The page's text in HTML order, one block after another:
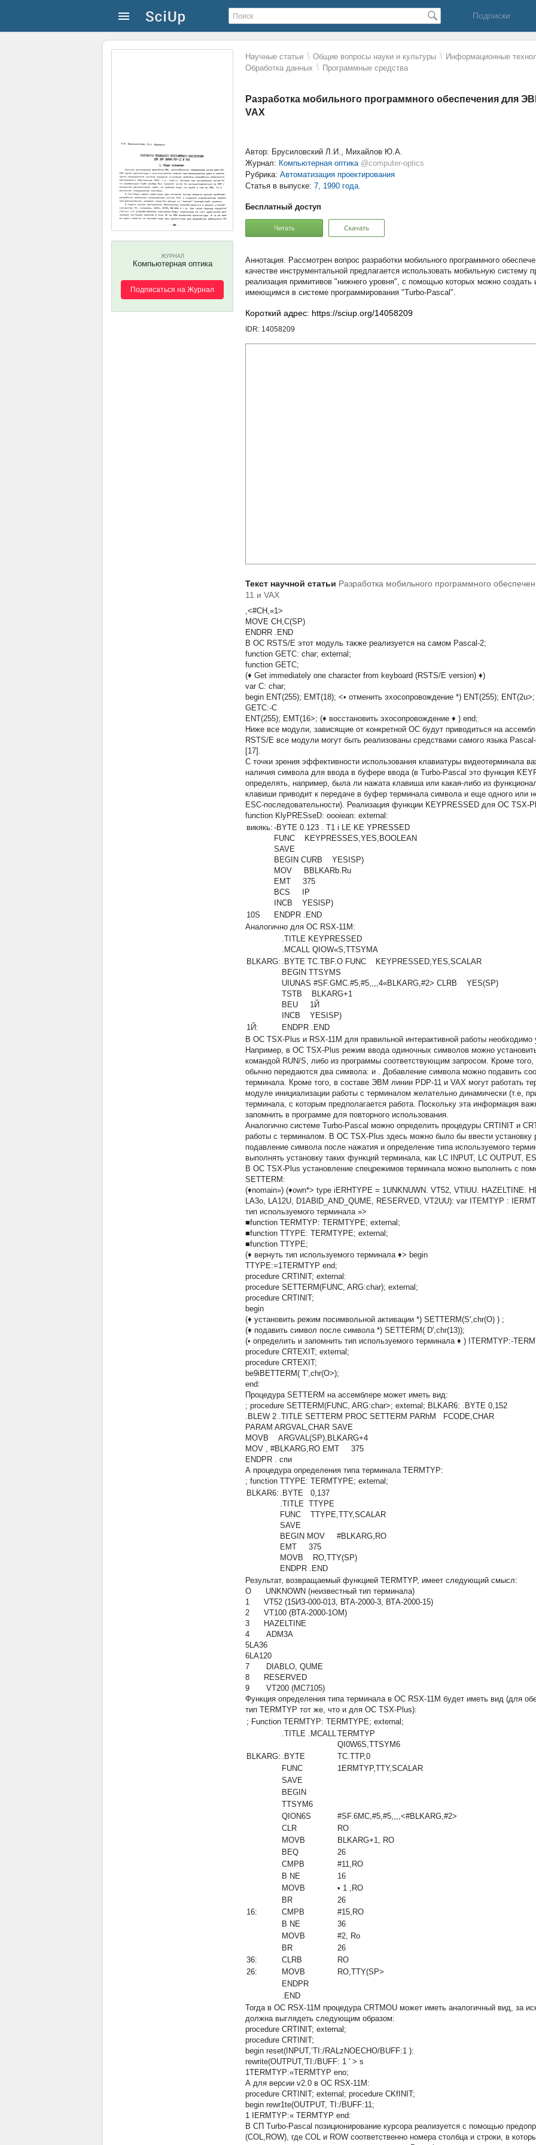
Подписки
Научные статьи \ Общие вопросы науки и культуры \ Информационные
Обработка данных \ Программные средства
Разработка мобильного программного обеспечения для
VAX
ЖУРНАЛ
Компьютерная оптика
Подписаться на Журнал
Автор: Брусиловский Л.И., Михайлов Ю.А.
Журнал: Компьютерная оптика @computer-optics
Рубрика: Автоматизация проектирования
Статья в выпуске: 7, 1990 года.
Бесплатный доступ
Читать Скачать
Рассмотрен вопрос разработки мобильного программного
качестве инструментальной предлагается использовать мобильную систему
реализация примитивов "нижнего уровня", с помощью которых можно создать
имеющимся в системе программирования "Turbo-Pascal".
Короткий адрес: https://sciup.org/14058209
IDR: 14058209
Текст научной статьи Разработка мобильного программного
11 и VAX
,<#CH,«1>
MOVE CH,C(SP)
ENDRR .END
В ОС RSTS/E этот модуль также реализуется на самом Pascal-2;
function GETC: char; external;
function GETC;
(♦ Get immediately one character from keyboard (RSTS/E version) ♦)
var C: char;
begin ENT(255); EMT(18); <• отменить эхосопровождение *) ENT(255);
GETC:-C
ENT(255); EMT(16>; (♦ восстановить эхосопровождение ♦ ) end;
Ниже все модули, зависящие от конкретной ОС будут приводиться на
RSTS/E все модули могут быть реализованы средствами самого языка
[17].
С точки зрения эффективности использования клавиатуры видеотерминала
наличия символа для ввода в буфере ввода (в Turbo-Pascal это функция
определять, например, была ли нажата клавиша или какая-либо из
клавиши приводит к передаче в буфер терминала символа и еще одного или
ESC-последовательности). Реализация функции KEYPRESSED для ОС TSX-
function KlyPRESseD: oooiean: external:
викякь: -BYTE 0.123 . Т1 i LE KE YPRESSED
FUNC KEYPRESSES,YES,BOOLEAN
SAVE
BEGIN CURB YESISP)
MOV BBLKARb.Ru
EMT 375
BCS IP
INCB YESlSP)
10S
ENDPR .END
Аналогично для ОС RSX-11M:
.TITLE KEYPRESSED
.MCALL QIOW«S,TTSYMA
BLKARG: .BYTE TC.TBF.O FUNC KEYPRESSED,YES,SCALAR
BEGIN TTSYMS
UIUNAS #SF.GMC.#5,#5,,,,4«BLKARG,#2> CLRB YES(SP)
TSTB BLKARG+1
BEU 1Й
INCB YESISP)
1Й:
ENDPR .END
В ОС TSX-Plus и RSX-11M для правильной интерактивной работы необходимо
Например, в ОС TSX-Plus режим ввода одиночных символов можно
командой RUN/S, либо из программы соответствующим запросом. Кроме
обычно передаются два символа: и . Добавление символа можно подавить
терминала. Кроме того, в составе ЭВМ линии PDP-11 и VAX могут работать
модуле инициализации работы с терминалом желательно динамически (т.е,
терминала, с которым предполагается работа. Поскольку эта информация
запомнить в программе для повторного использования.
Аналогично системе Turbo-Pascal можно определить процедуры CRTINIT и
работы с терминалом. В ОС TSX-Plus здесь можно было бы ввести
подавление символа после нажатия и определение типа используемого
выполнять установку таких функций терминала, как LC INPUT, LC OUTPUT,
В ОС TSX-Plus установление спецрежимов терминала можно выполнить с
SETTERM:
(♦nomain») (♦own*> type iERHTYPE = 1UNKNUWN. VT52, VTlUU. HAZELTINE.
LA3o, LA12U, D1ABlD_AND_QUME, RESERVED, VT2UU): var ITEMTYP :
тип используемого терминала »>
■function TERMTYP: TERMTYPE; external;
■function TTYPE: TERMTYPE; external;
■function TTYPE;
(♦ вернуть тип используемого терминала ♦> begin
TTYPE:=1TERMTYP end;
procedure CRTINIT; external:
procedure SETTERM(FUNC, ARG:char); external;
procedure CRTINIT;
begin
(♦ установить режим посимвольной активации *) SETTERM(S',chr(О) ) ;
(♦ подавить символ после символа *) SETTERM( D',chr(13));
(• определить и запомнить тип используемого терминала ♦ ) ITERMTYP:-
procedure CRTEXIT; external;
procedure CRTEXIT;
be9iBETTERM( T',chr(O>);
end:
Процедура SETTERM на ассемблере может иметь вид:
; procedure SETTERM(FUNC, ARG:char>; external; BLKAR6: .BYTE 0,152
.BLEW 2 .TITLE SETTERM PROC SETTERM PARhM
FCODE,CHAR
PARAM ARGVAL,CHAR SAVE
MOVB ARGVAL(SP),BLKARG+4
MOV , #BLKARG,RO EMT 375
ENDPR . спи
А процедура определения типа терминала TERMTYP:
; function TTYPE: TERMTYPE; external;
BLKAR6: .BYTE 0,137
.TITLE TTYPE
FUNC TTYPE,TTY,SCALAR
SAVE
BEGIN MOV #BLKARG,RO
EMT 375
MOVB RO,TTY(SP)
ENDPR .END
Результат, возвращаемый функцией TERMTYP, имеет следующий смысл:
О UNKNOWN (неизвестный тип терминала)
1 VT52 (15ИЗ-000-013, ВТА-2000-3, ВТА-2000-15)
2 VT100 (ВТА-2000-1ОМ)
3 HAZELTINE
4 ADM3A
5LA36
6LA120
7 DIABLO, QUME
8 RESERVED
9 VT200 (MC7105)
Функция определения типа терминала в ОС RSX-11M будет иметь вид (для
тип TERMTYP тот же, что и для ОС TSX-Plus):
; Function TERMTYP: TERMTYPE; external;
.TITLE .MCALLTERMTYP
QI0W6S,TTSYM6
BLKARG: .BYTE
TC.TTP,0
FUNC
1ERMTYP,TTY,SCALAR
SAVE
BEGIN
TTSYM6
QION6S
#SF.6MC,#5,#5,,,,<#BLKARG,#2>
CLR
RO
MOVB
BLKARG+1, RO
BEQ
26
CMPB
#11,RO
В NE
16
MOVB
• 1 ,RO
BR
26
16:
CMPB
#15,RO
В NE
36
MOVB
#2, Ro
BR
26
36:
CLRB
RO
26:
MOVB
RO,TTY(SP>
ENDPR
.END
Тогда в ОС RSX-11M процедура CRTMOU может иметь аналогичный вид, за
должна выглядеть следующим образом:
procedure CRTINIT; external;
procedure CRTINIT;
begin reset(INPUT,’TI:/RALzNOECHO/BUFF:1 ):
rewrite(OUTPUT,'TI:/BUFF: 1 ' > s
1TERMTYP:«TERMTYP eno;
А для версии v2.0 в ОС RSX-11M:
procedure CRTINIT; external; procedure CKfINIT;
begin rewr1te(OUTPUT, TI:/BUFF:11;
1 IERMTYP:« TERMTYP end:
В СП Turbo-Pascal позиционирование курсора реализуется с помощью
(COL,ROW), где COL и ROW соответственно номера столбца и строки, в